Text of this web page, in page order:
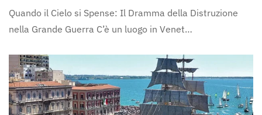
Quando il Cielo si Spense: Il Dramma della Distruzione
nella Grande Guerra C’è un luogo in Venet…